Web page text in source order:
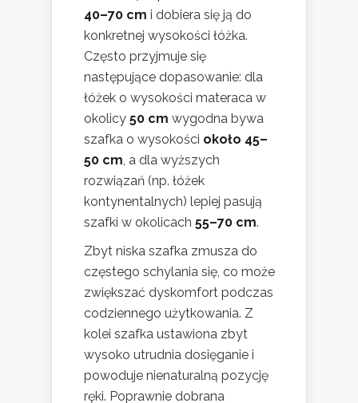
40–70 cm i dobiera się ją do
konkretnej wysokości łóżka.
Często przyjmuje się
następujące dopasowanie: dla
łóżek o wysokości materaca w
okolicy 50 cm wygodna bywa
szafka o wysokości około 45–
50 cm, a dla wyższych
rozwiązań (np. łóżek
kontynentalnych) lepiej pasują
szafki w okolicach 55–70 cm.
Zbyt niska szafka zmusza do
częstego schylania się, co może
zwiększać dyskomfort podczas
codziennego użytkowania. Z
kolei szafka ustawiona zbyt
wysoko utrudnia dosięganie i
powoduje nienaturalną pozycję
ręki. Poprawnie dobrana